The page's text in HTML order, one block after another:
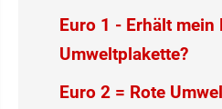
Euro 1 - Erhält mein
Umweltplakette?
Euro 2 = Rote